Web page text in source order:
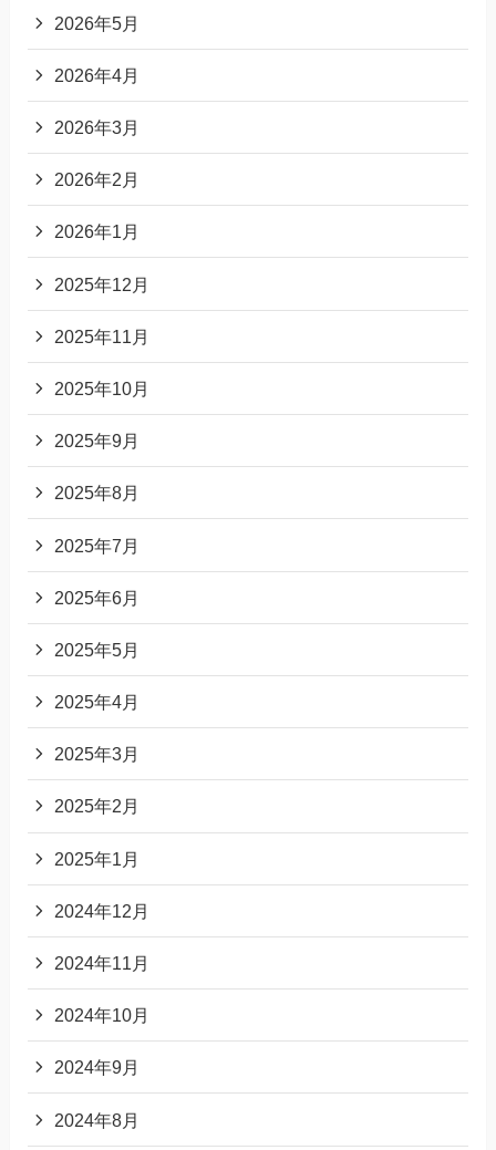
2026年5月
2026年4月
2026年3月
2026年2月
2026年1月
2025年12月
2025年11月
2025年10月
2025年9月
2025年8月
2025年7月
2025年6月
2025年5月
2025年4月
2025年3月
2025年2月
2025年1月
2024年12月
2024年11月
2024年10月
2024年9月
2024年8月